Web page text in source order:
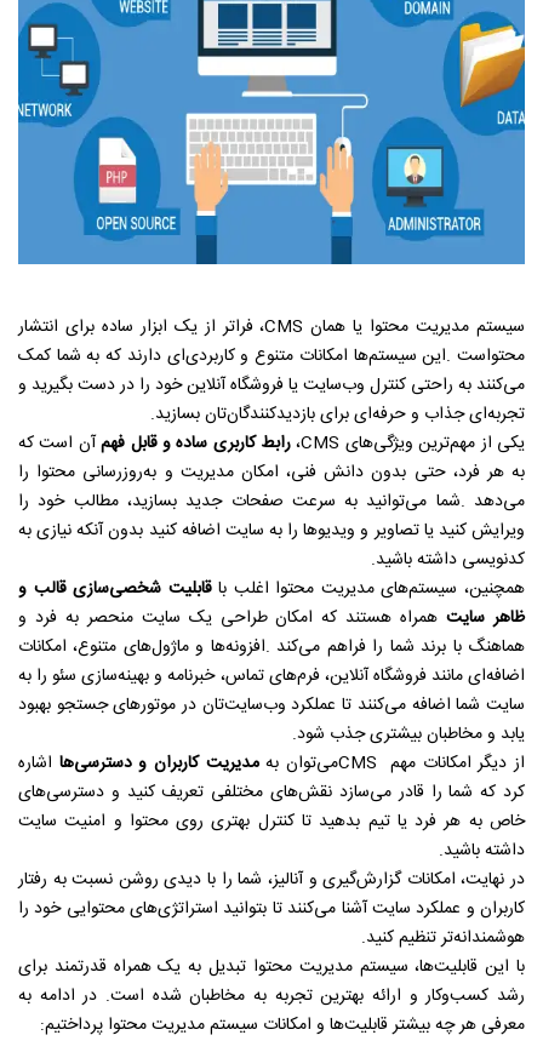
سیستم مدیریت محتوا یا همان CMS، فراتر از یک ابزار ساده برای انتشار
محتواست.این سیستم‌ها امکانات متنوع و کاربردی‌ای دارند که به شما کمک
می‌کنند به راحتی کنترل وب‌سایت یا فروشگاه آنلاین خود را در دست بگیرید و
تجربه‌ای جذاب و حرفه‌ای برای بازدیدکنندگان‌تان بسازید.
یکی از مهم‌ترین ویژگی‌های CMS،رابط کاربری ساده و قابل فهمآن است که
به هر فرد، حتی بدون دانش فنی، امکان مدیریت و به‌روزرسانی محتوا را
می‌دهد .شما می‌توانید به سرعت صفحات جدید بسازید، مطالب خود را
ویرایش کنید یا تصاویر و ویدیوها را به سایت اضافه کنید بدون آنکه نیازی به
کدنویسی داشته باشید.
همچنین، سیستم‌های مدیریت محتوا اغلب باقابلیت شخصی‌سازی قالب و
ظاهر سایتهمراه هستند که امکان طراحی یک سایت منحصر به فرد و
هماهنگ با برند شما را فراهم می‌کند .افزونه‌ها و ماژول‌های متنوع، امکانات
اضافه‌ای مانند فروشگاه آنلاین، فرم‌های تماس، خبرنامه و بهینه‌سازی سئو را به
سایت شما اضافه می‌کنند تا عملکرد وب‌سایت‌تان در موتورهای جستجو بهبود
یابد و مخاطبان بیشتری جذب شود.
از دیگر امکانات مهم CMSمی‌توان بهمدیریت کاربران و دسترسی‌ها اشاره
کرد که شما را قادر می‌سازد نقش‌های مختلفی تعریف کنید و دسترسی‌های
خاص به هر فرد یا تیم بدهید تا کنترل بهتری روی محتوا و امنیت سایت
داشته باشید.
در نهایت، امکانات گزارش‌گیری و آنالیز، شما را با دیدی روشن نسبت به رفتار
کاربران و عملکرد سایت آشنا می‌کنند تا بتوانید استراتژی‌های محتوایی خود را
هوشمندانه‌تر تنظیم کنید.
با این قابلیت‌ها، سیستم مدیریت محتوا تبدیل به یک همراه قدرتمند برای
رشد کسب‌وکار و ارائه بهترین تجربه به مخاطبان شده است. در ادامه به
معرفی هر چه بیشتر قابلیت‌ها و امکانات سیستم مدیریت محتوا پرداختیم: